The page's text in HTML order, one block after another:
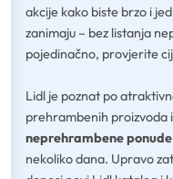
akcije kako biste brzo i
zanimaju – bez listanja
pojedinačno, provjerite
Lidl je poznat po
prehrambenih proizvoda
neprehrambene ponude
nekoliko dana. Upravo